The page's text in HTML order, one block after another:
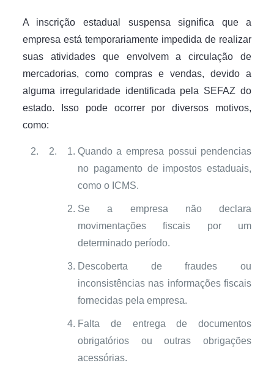
A inscrição estadual suspensa significa que a
empresa está temporariamente impedida de realizar
suas atividades que envolvem a circulação de
mercadorias, como compras e vendas, devido a
alguma irregularidade identificada pela SEFAZ do
estado. Isso pode ocorrer por diversos motivos,
como:
Quando a empresa possui pendencias
no pagamento de impostos estaduais,
como o ICMS.
Se a empresa não declara
movimentações fiscais por um
determinado período.
Descoberta de fraudes ou
inconsistências nas informações fiscais
fornecidas pela empresa.
Falta de entrega de documentos
obrigatórios ou outras obrigações
acessórias.